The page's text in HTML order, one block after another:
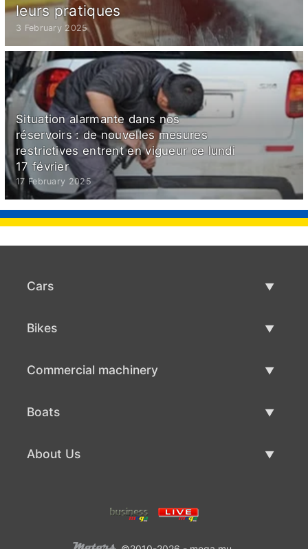
leurs pratiques
3 February 2025
Situation alarmante dans nos
réservoirs : de nouvelles mesures
restrictives entrent en vigueur ce lundi
17 février
17 February 2025
Cars
Bikes
Commercial machinery
Boats
About Us